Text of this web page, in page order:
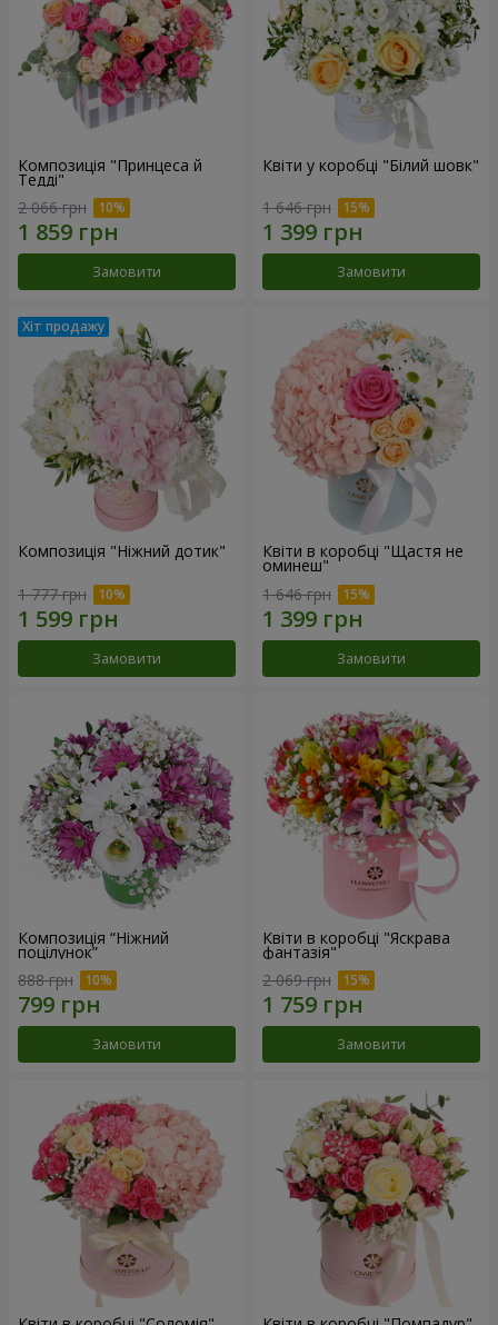
Композиція "Принцеса й
Тедді"
2 066 грн
Замовити
Квіти у коробці "Білий шовк"
1 646 грн
Замовити
Композиція "Ніжний дотик"
1 777 грн
Замовити
Квіти в коробці "Щастя не
оминеш"
1 646 грн
Замовити
Композиція “Ніжний
поцілунок”
888 грн
Замовити
Квіти в коробці "Яскрава
фантазія"
2 069 грн
Замовити